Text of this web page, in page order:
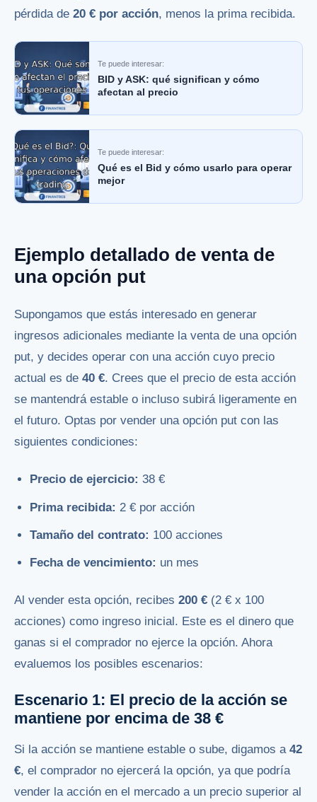
pérdida de 20 € por acción, menos la prima recibida.
Te puede interesar:
BID y ASK: qué significan y cómo
afectan al precio
Te puede interesar:
Qué es el Bid y cómo usarlo para operar
mejor
Ejemplo detallado de venta de
una opción put
Supongamos que estás interesado en generar
ingresos adicionales mediante la venta de una opción
put, y decides operar con una acción cuyo precio
actual es de 40 €. Crees que el precio de esta acción
se mantendrá estable o incluso subirá ligeramente en
el futuro. Optas por vender una opción put con las
siguientes condiciones:
Precio de ejercicio: 38 €
Prima recibida: 2 € por acción
Tamaño del contrato: 100 acciones
Fecha de vencimiento: un mes
Al vender esta opción, recibes 200 € (2 € x 100
acciones) como ingreso inicial. Este es el dinero que
ganas si el comprador no ejerce la opción. Ahora
evaluemos los posibles escenarios:
Escenario 1: El precio de la acción se
mantiene por encima de 38 €
Si la acción se mantiene estable o sube, digamos a 42
€, el comprador no ejercerá la opción, ya que podría
vender la acción en el mercado a un precio superior al